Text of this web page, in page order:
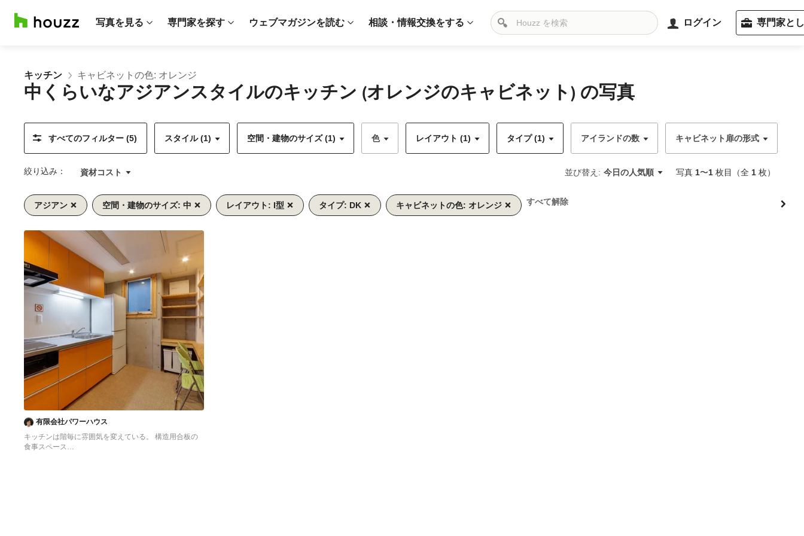
写真を見る 専門家を探す ウェブマガジンを読む 相談・情報交換をする ログイン 専門家と
キッチン キャビネットの色: オレンジ
中くらいなアジアンスタイルのキッチン (オレンジのキャビネット) の写真
すべてのフィルター (5) スタイル (1) 空間・建物のサイズ (1) 色 レイアウト (1) タイプ (1) アイランドの数 キャビネット扉の形式
絞り込み： 資材コスト 並び替え: 今日の人気順 写真 1〜1 枚目（全 1 枚）
アジアン 空間・建物のサイズ: 中 レイアウト: I型 タイプ: DK キャビネットの色: オレンジ すべて解除
へ
へ
有限会社パワーハウス
キッチンは階毎に雰囲気を変えている。 構造用合板の
食事スペース